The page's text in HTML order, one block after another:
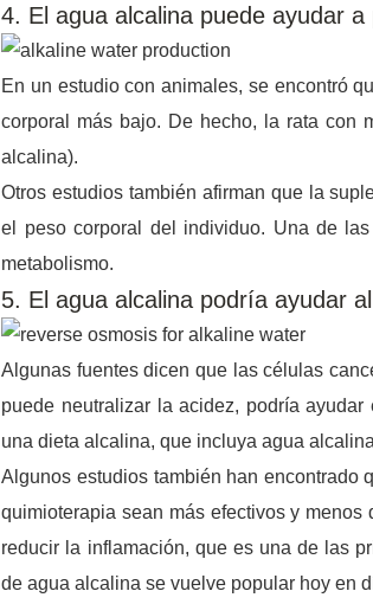
4. El agua alcalina puede ayudar
En un estudio con animales, se encontró
corporal más bajo. De hecho, la rata con
alcalina).
Otros estudios también afirman que la
el peso corporal del individuo. Una de
metabolismo.
5. El agua alcalina podría ayudar
Algunas fuentes dicen que las células
puede neutralizar la acidez, podría
una dieta alcalina, que incluya agua
Algunos estudios también han encontrado
quimioterapia sean más efectivos y
reducir la inflamación, que es una de las
de agua alcalina se vuelve popular hoy en